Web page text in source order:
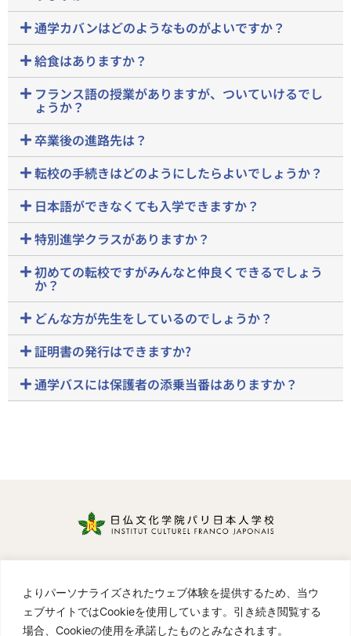
よりパーソナライズされたウェブ体験を提供するため、当ウ
ェブサイトではCookieを使用しています。引き続き閲覧する
場合、Cookieの使用を承諾したものとみなされます。
通学カバンはどのようなものがよいですか？
給食はありますか？
フランス語の授業がありますが、ついていけるでし
ょうか？
卒業後の進路先は？
転校の手続きはどのようにしたらよいでしょうか？
日本語ができなくても入学できますか？
特別進学クラスがありますか？
初めての転校ですがみんなと仲良くできるでしょう
か？
どんな方が先生をしているのでしょうか？
証明書の発行はできますか?
通学バスには保護者の添乗当番はありますか？
リンク
プライバシーポリシー／Politique de confidentialité
Instagram Institut Culturel Franco-Japonais パリ